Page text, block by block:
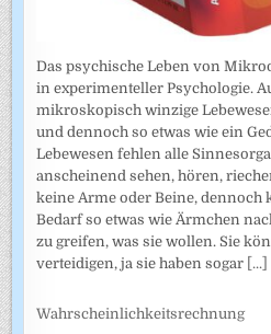
Das psychische Leben von
in experimenteller Psychologie.
mikroskopisch winzige
und dennoch so etwas wie ein
Lebewesen fehlen alle
anscheinend sehen, hören,
keine Arme oder Beine, dennoch
Bedarf so etwas wie Ärmchen
zu greifen, was sie wollen. Sie
verteidigen, ja sie haben sogar [...]
Wahrscheinlichkeitsrechnung